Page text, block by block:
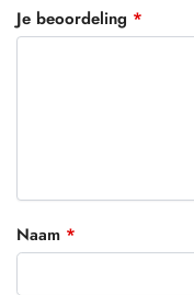
Je beoordeling *
Naam *